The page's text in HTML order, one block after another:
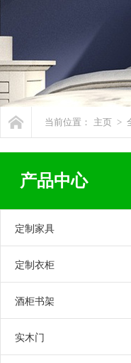
当前位置： 主页 >
产品中心
定制家具
定制衣柜
酒柜书架
实木门